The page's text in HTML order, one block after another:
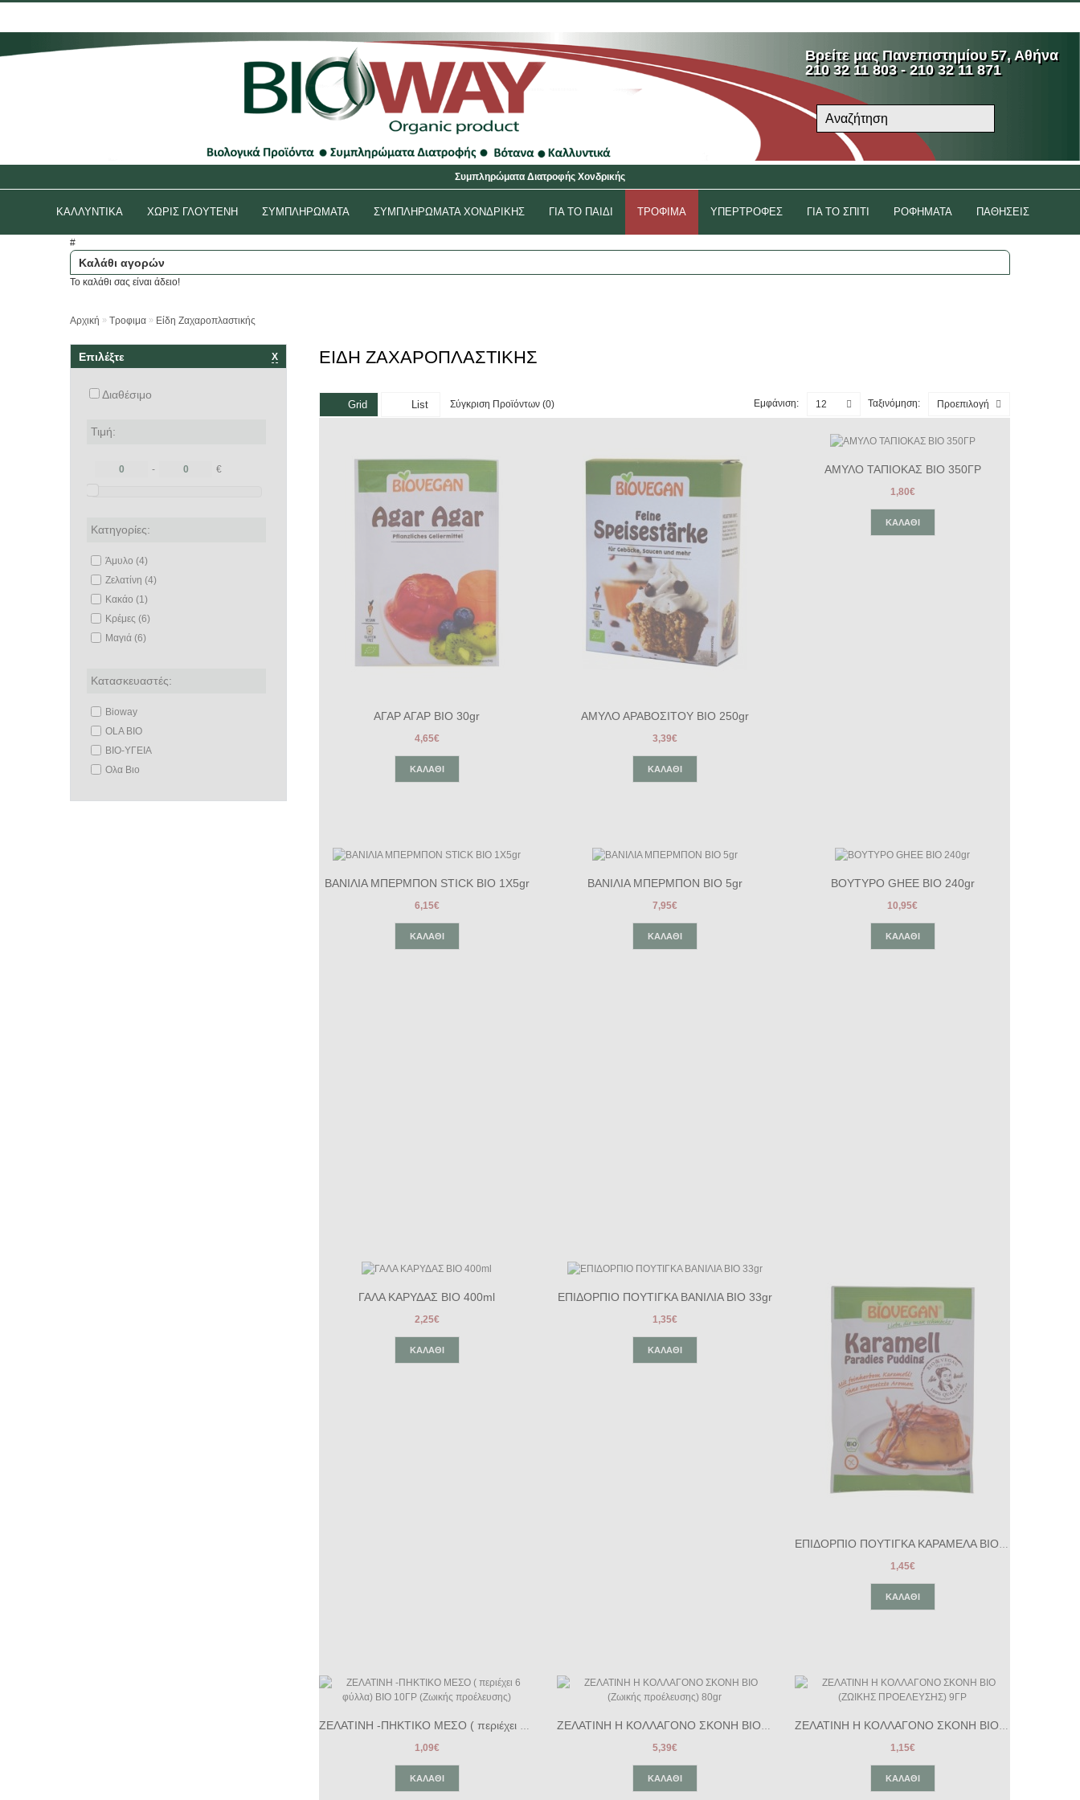
Βρείτε μας Πανεπιστημίου 57, Αθήνα
210 32 11 803 - 210 32 11 871
Συμπληρώματα Διατροφής Χονδρικής
ΚΑΛΛΥΝΤΙΚΑ ΧΩΡΙΣ ΓΛΟΥΤΕΝΗ ΣΥΜΠΛΗΡΩΜΑΤΑ ΣΥΜΠΛΗΡΩΜΑΤΑ ΧΟΝΔΡΙΚΉΣ ΓΙΑ ΤΟ ΠΑΙΔΙ ΤΡΟΦΙΜΑ ΥΠΕΡΤΡΟΦΕΣ ΓΙΑ ΤΟ ΣΠΙΤΙ ΡΟΦΗΜΑΤΑ ΠΑΘΗΣΕΙΣ
#
Καλάθι αγορών
Το καλάθι σας είναι άδειο!
Αρχική » Τροφιμα » Είδη Ζαχαροπλαστικής
ΕΊΔΗ ΖΑΧΑΡΟΠΛΑΣΤΙΚΉΣ
Grid List Σύγκριση Προϊόντων (0) Ταξινόμηση: Προεπιλογή
Εμφάνιση: 12
ΑΓΑΡ ΑΓΑΡ ΒΙΟ 30gr
4,65€
ΚΑΛΆΘΙ
ΑΜΥΛΟ ΑΡΑΒΟΣΙΤΟΥ ΒΙΟ 250gr
3,39€
ΚΑΛΆΘΙ
ΑΜΥΛΟ ΤΑΠΙΟΚΑΣ ΒΙΟ 350ΓΡ
1,80€
ΚΑΛΆΘΙ
ΒΑΝΙΛΙΑ ΜΠΕΡΜΠΟΝ STICK BIO 1Χ5gr
6,15€
ΚΑΛΆΘΙ
ΒΑΝΙΛΙΑ ΜΠΕΡΜΠΟΝ ΒΙΟ 5gr
7,95€
ΚΑΛΆΘΙ
ΒΟΥΤΥΡΟ GHEE BIO 240gr
10,95€
ΚΑΛΆΘΙ
ΓΑΛΑ ΚΑΡΥΔΑΣ ΒΙΟ 400ml
2,25€
ΚΑΛΆΘΙ
ΕΠΙΔΟΡΠΙΟ ΠΟΥΤΙΓΚΑ ΒΑΝΙΛΙΑ BIO 33gr
1,35€
ΚΑΛΆΘΙ
1,45€
ΚΑΛΆΘΙ
1,09€
ΚΑΛΆΘΙ
5,39€
ΚΑΛΆΘΙ
1,15€
ΚΑΛΆΘΙ
Επιλέξτε Χ
Διαθέσιμο
Τιμή:
- €
Κατηγορίες:
Άμυλο (4)
Ζελατίνη (4)
Κακάο (1)
Κρέμες (6)
Μαγιά (6)
Κατασκευαστές:
Bioway
OLA BIO
ΒΙΟ-ΥΓΕΙΑ
Ολα Βιο